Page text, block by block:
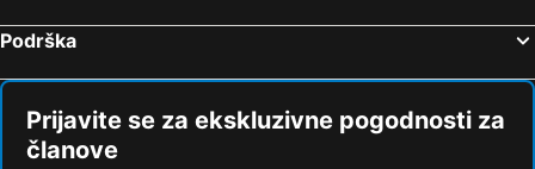
Podrška
Prijavite se za ekskluzivne pogodnosti za
članove